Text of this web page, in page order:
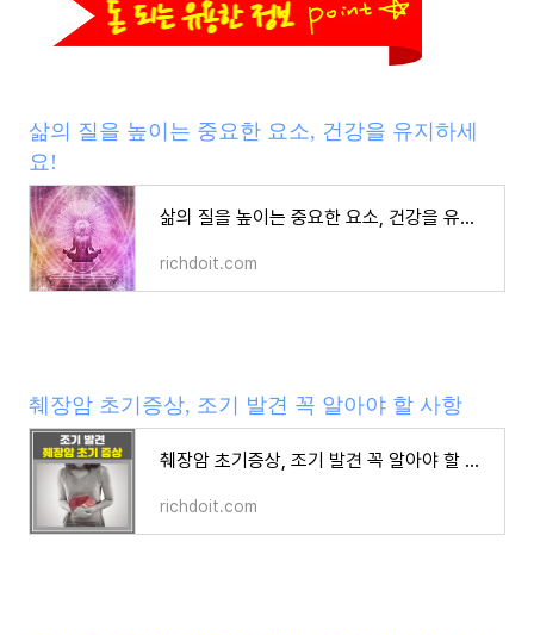
삶의 질을 높이는 중요한 요소, 건강을 유지하세
요!
삶의 질을 높이는 중요한 요소, 건강을 유지하세요!
richdoit.com
췌장암 초기증상, 조기 발견 꼭 알아야 할 사항
췌장암 초기증상, 조기 발견 꼭 알아야 할 사항
richdoit.com